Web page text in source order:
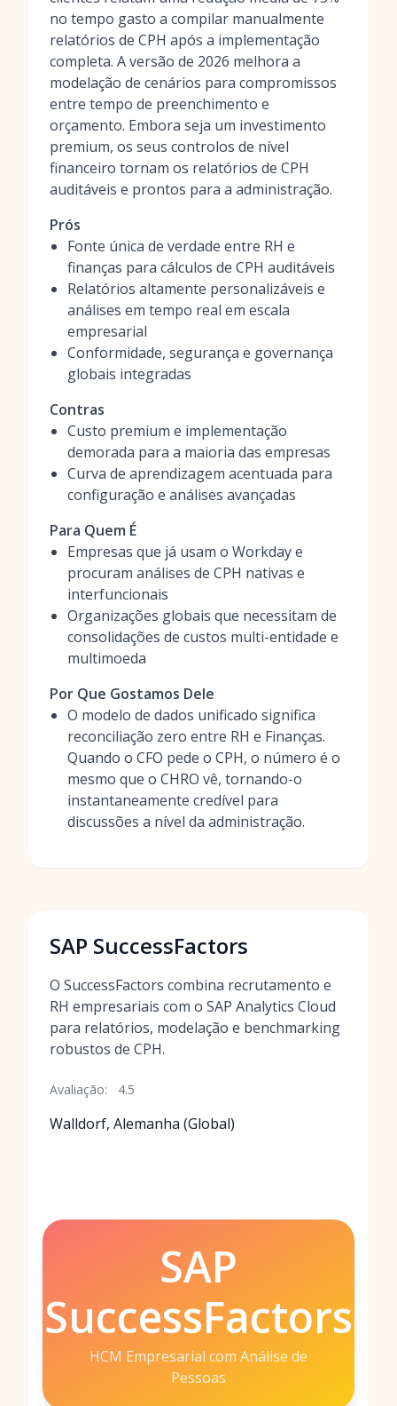
no tempo gasto a compilar manualmente
relatórios de CPH após a implementação
completa. A versão de 2026 melhora a
modelação de cenários para compromissos
entre tempo de preenchimento e
orçamento. Embora seja um investimento
premium, os seus controlos de nível
financeiro tornam os relatórios de CPH
auditáveis e prontos para a administração.
Prós
Fonte única de verdade entre RH e
finanças para cálculos de CPH auditáveis
Relatórios altamente personalizáveis e
análises em tempo real em escala
empresarial
Conformidade, segurança e governança
globais integradas
Contras
Custo premium e implementação
demorada para a maioria das empresas
Curva de aprendizagem acentuada para
configuração e análises avançadas
Para Quem É
Empresas que já usam o Workday e
procuram análises de CPH nativas e
interfuncionais
Organizações globais que necessitam de
consolidações de custos multi-entidade e
multimoeda
Por Que Gostamos Dele
O modelo de dados unificado significa
reconciliação zero entre RH e Finanças.
Quando o CFO pede o CPH, o número é o
mesmo que o CHRO vê, tornando-o
instantaneamente credível para
discussões a nível da administração.
SAP SuccessFactors
O SuccessFactors combina recrutamento e
RH empresariais com o SAP Analytics Cloud
para relatórios, modelação e benchmarking
robustos de CPH.
Avaliação: 4.5
Walldorf, Alemanha (Global)
SAP
SuccessFactors
HCM Empresarial com Análise de
Pessoas